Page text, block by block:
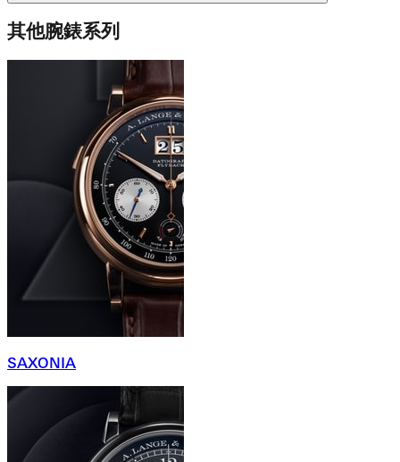
其他腕錶系列
SAXONIA